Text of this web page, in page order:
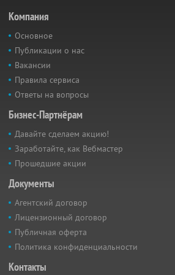
Компания
Основное
Публикации о нас
Вакансии
Правила сервиса
Ответы на вопросы
Бизнес-Партнёрам
Давайте сделаем акцию!
Заработайте, как Вебмастер
Прошедшие акции
Документы
Агентский договор
Лицензионный договор
Публичная оферта
Политика конфиденциальности
Контакты